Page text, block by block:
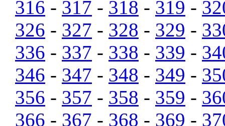
316 - 317 - 318 - 319 -
326 - 327 - 328 - 329 -
336 - 337 - 338 - 339 -
346 - 347 - 348 - 349 -
356 - 357 - 358 - 359 -
366 - 367 - 368 - 369 -